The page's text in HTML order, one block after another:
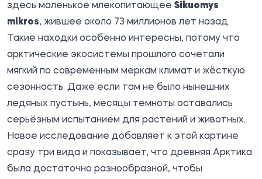
здесь маленькое млекопитающее Sikuomys
mikros, жившее около 73 миллионов лет назад.
Такие находки особенно интересны, потому что
арктические экосистемы прошлого сочетали
мягкий по современным меркам климат и жёсткую
сезонность. Даже если там не было нынешних
ледяных пустынь, месяцы темноты оставались
серьёзным испытанием для растений и животных.
Новое исследование добавляет к этой картине
сразу три вида и показывает, что древняя Арктика
была достаточно разнообразной, чтобы